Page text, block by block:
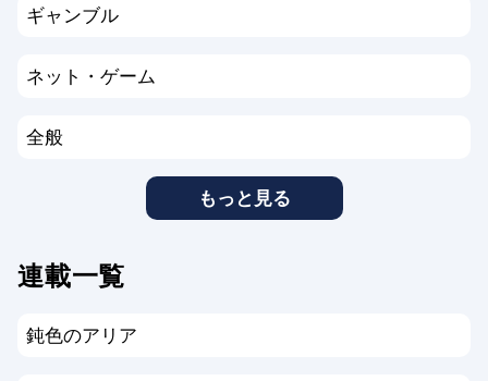
ギャンブル
ネット・ゲーム
全般
もっと見る
連載一覧
鈍色のアリア